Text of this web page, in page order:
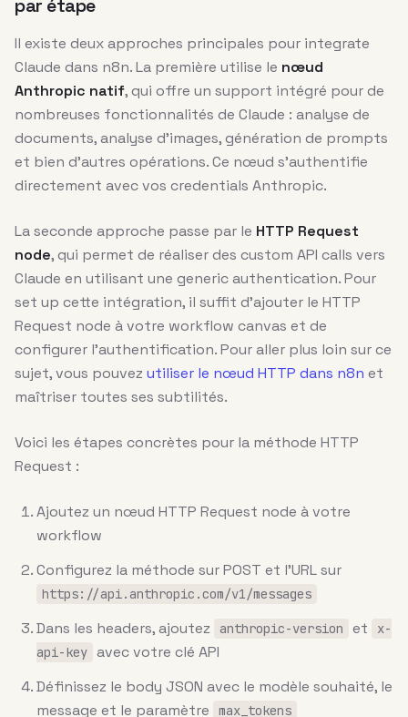
par étape
Il existe deux approches principales pour integrate
Claude dans n8n. La première utilise le nœud
Anthropic natif, qui offre un support intégré pour de
nombreuses fonctionnalités de Claude : analyse de
documents, analyse d’images, génération de prompts
et bien d’autres opérations. Ce nœud s’authentifie
directement avec vos credentials Anthropic.
La seconde approche passe par le HTTP Request
node, qui permet de réaliser des custom API calls vers
Claude en utilisant une generic authentication. Pour
set up cette intégration, il suffit d’ajouter le HTTP
Request node à votre workflow canvas et de
configurer l’authentification. Pour aller plus loin sur ce
sujet, vous pouvez utiliser le nœud HTTP dans n8n et
maîtriser toutes ses subtilités.
Voici les étapes concrètes pour la méthode HTTP
Request :
Ajoutez un nœud HTTP Request node à votre
workflow
Configurez la méthode sur POST et l’URL sur
https://api.anthropic.com/v1/messages
Dans les headers, ajoutez anthropic-version et
x-
api-key avec votre clé API
Définissez le body JSON avec le modèle souhaité, le
message et le paramètre
max_tokens